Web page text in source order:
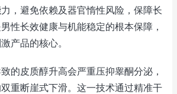
，避免依赖及器官惰性风险，保障长
性长效健康与机能稳定的根本保障，
产品的核心。
的皮质醇升高会严重压抑睾酮分泌，
重断崖式下滑。这一技术通过精准干